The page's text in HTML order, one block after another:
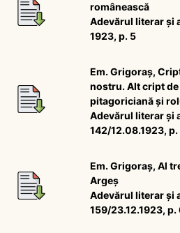
românească
Adevărul literar și
1923, p. 5
Em. Grigoraș,
nostru. Alt cript de
pitagoriciană și
Adevărul literar și
142/12.08.1923, p.
Em. Grigoraș, Al
Argeș
Adevărul literar și
159/23.12.1923, p.